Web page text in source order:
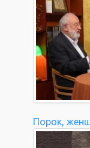
Порок,